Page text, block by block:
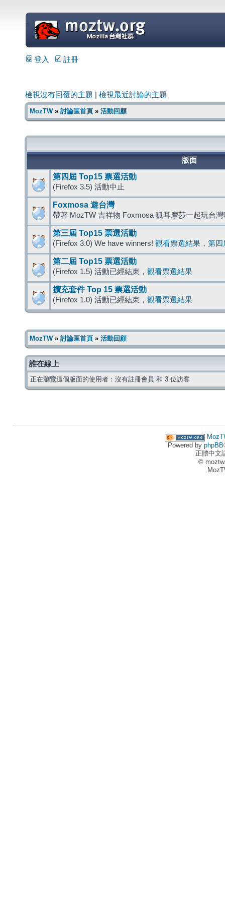
=
登入 註冊
檢視沒有回覆的主題 檢視最近討論的主題
MozTW» 討論區首頁 » 活動回顧
版面
第四屆 Top15 票選活動
(Firefox 3.5) 活動中止
Foxmosa 遊台灣
帶著 MozTW 吉祥物 Foxmosa 狐耳摩莎一起玩台灣
第三屆 Top15 票選活動
(Firefox 3.0) We have winners! 觀看票選結果 ， 第四
第二屆 Top15 票選活動
(Firefox 1.5) 活動已經結束， 觀看票選結果
擴充套件 Top 15 票選活動
(Firefox 1.0) 活動已經結束， 觀看票選結果
MozTW» 討論區首頁 » 活動回顧
誰在線上
正在瀏覽這個版面的使用者：沒有註冊會員 和 3 位訪客
Powered by phpBB
正體中文
©